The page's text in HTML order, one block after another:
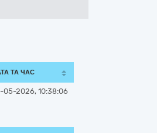
ТА ЧАС
05-2026, 10:38:06